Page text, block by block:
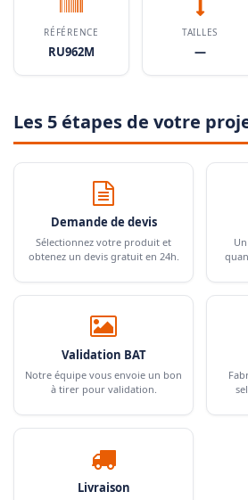
RÉFÉRENCE
RU962M
TAILLES
—
Les 5 étapes de votre
Demande de devis
Sélectionnez votre produit et
obtenez un devis gratuit en 24h.
Validation BAT
Notre équipe vous envoie un bon
à tirer pour validation.
Livraison